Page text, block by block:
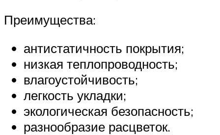
Преимущества:
антистатичность покрытия;
низкая теплопроводность;
влагоустойчивость;
легкость укладки;
экологическая безопасность;
разнообразие расцветок.